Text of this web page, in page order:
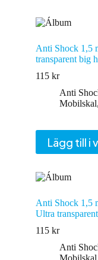
Anti Shock 1,5
transparent big
115 kr
Anti
Mobilskal,
Lägg till i
Anti Shock 1,5
Ultra
115 kr
Anti
Mobilskal,